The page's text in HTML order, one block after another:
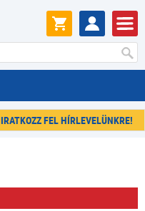
IRATKOZZ FEL HÍRLEVELÜNKRE!